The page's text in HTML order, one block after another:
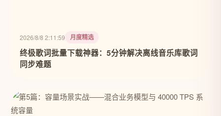
2026/8/8 2:11:59 月度精选
终极歌词批量下载神器：5分钟解决离线音乐库歌词
同步难题